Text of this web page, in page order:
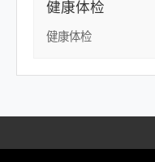
健康体检
健康体检